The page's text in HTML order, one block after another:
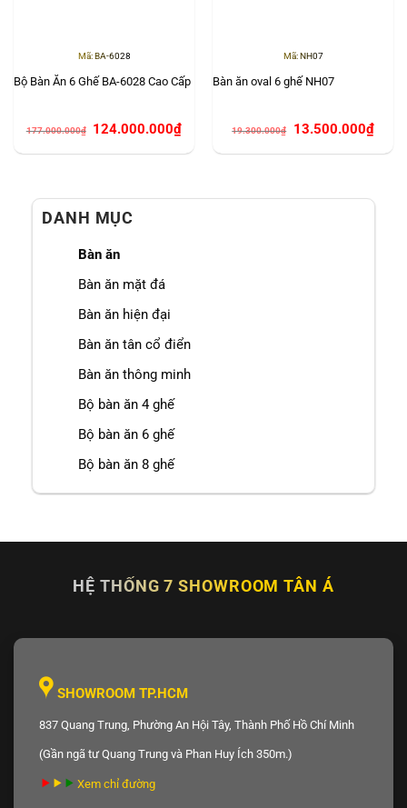
Mã: BA-6028
Bộ Bàn Ăn 6 Ghế BA-6028 Cao Cấp
177.000.000₫
Giá
gốc
124.000.000₫Giá
Mã: NH07
Bàn ăn oval 6 ghế NH07
19.300.000₫
Giá
gốc
13.500.000₫Giá
hiện
DANH MỤC
Bàn ăn
Bàn ăn mặt đá
Bàn ăn hiện đại
Bàn ăn tân cổ điển
Bàn ăn thông minh
Bộ bàn ăn 4 ghế
Bộ bàn ăn 6 ghế
Bộ bàn ăn 8 ghế
HỆ THỐNG 7 SHOWROOM TÂN Á
SHOWROOM TP.HCM
837 Quang Trung, Phường An Hội Tây, Thành Phố Hồ Chí Minh
(Gần ngã tư Quang Trung và Phan Huy Ích 350m.)
Xem chỉ đường